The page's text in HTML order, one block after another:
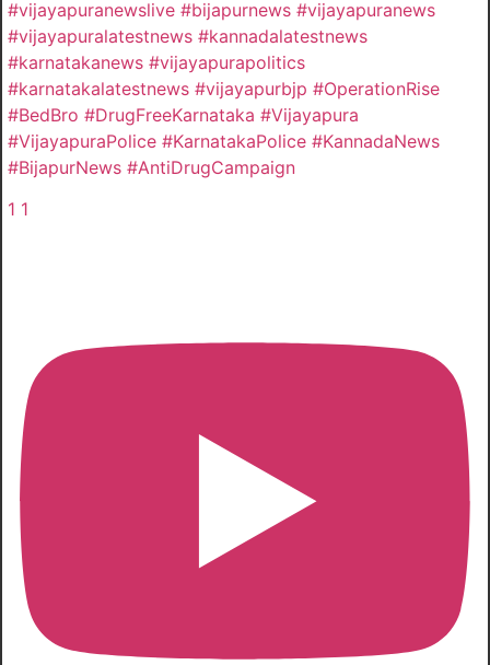
#vijayapuranewslive #bijapurnews #vijayapuranews
#vijayapuralatestnews #kannadalatestnews
#karnatakanews #vijayapurapolitics
#karnatakalatestnews #vijayapurbjp #OperationRise
#BedBro #DrugFreeKarnataka #Vijayapura
#VijayapuraPolice #KarnatakaPolice #KannadaNews
#BijapurNews #AntiDrugCampaign
1 1